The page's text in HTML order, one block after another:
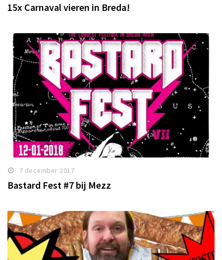
15x Carnaval vieren in Breda!
7 december 2017
Bastard Fest #7 bij Mezz